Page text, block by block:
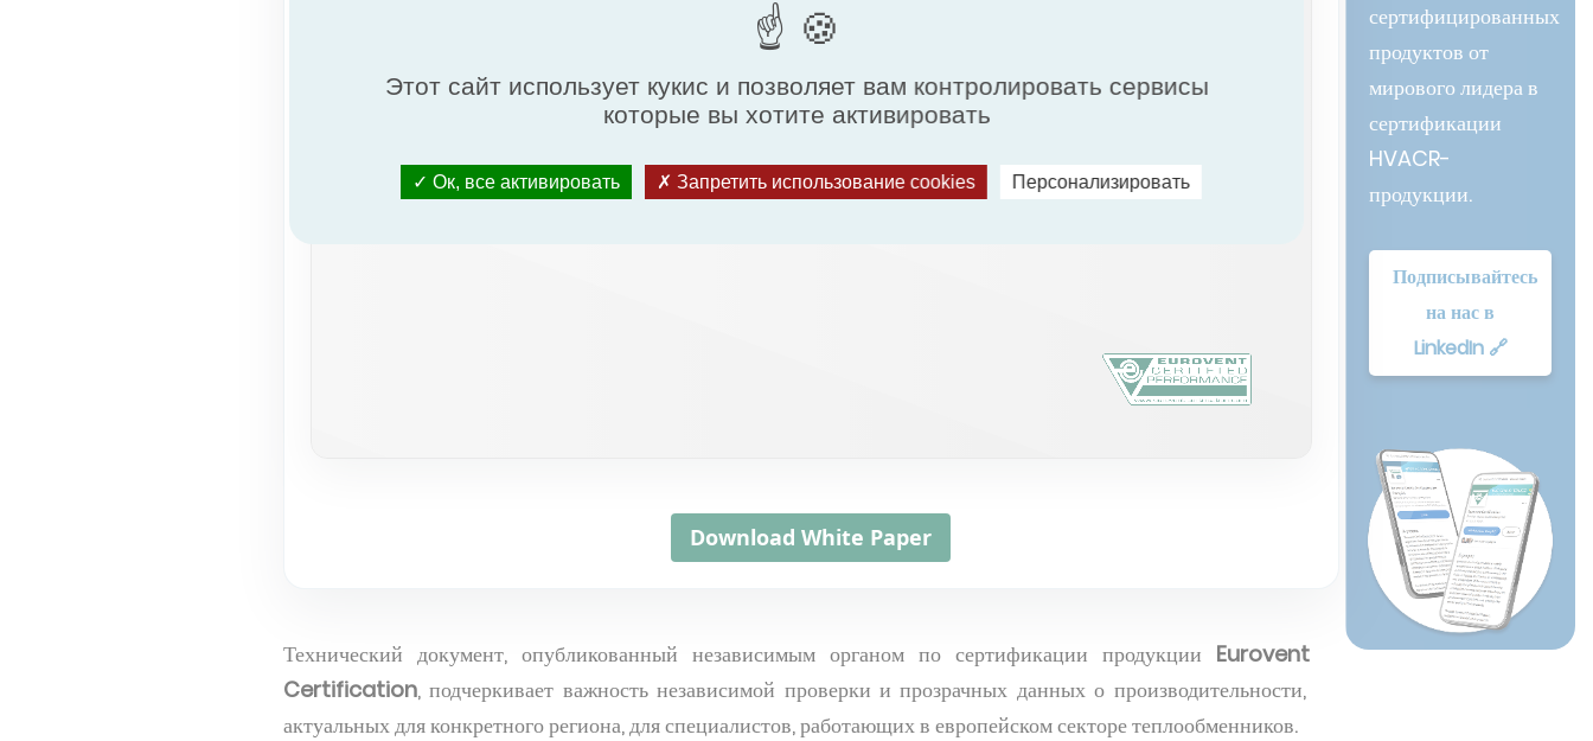
Download White Paper
Технический документ, опубликованный независимым органом по сертификации продукции Eurovent
Certification, подчеркивает важность независимой проверки и прозрачных данных о производительности,
актуальных для конкретного региона, для специалистов, работающих в европейском секторе теплообменников.
сертифицированных
продуктов от
мирового лидера в
сертификации
HVACR-
продукции.
Подписывайтесь
на нас в
LinkedIn 🔗
Этот сайт использует кукис и позволяет вам контролировать сервисы
которые вы хотите активировать
Ок, все активировать Запретить использование cookies Персонализировать